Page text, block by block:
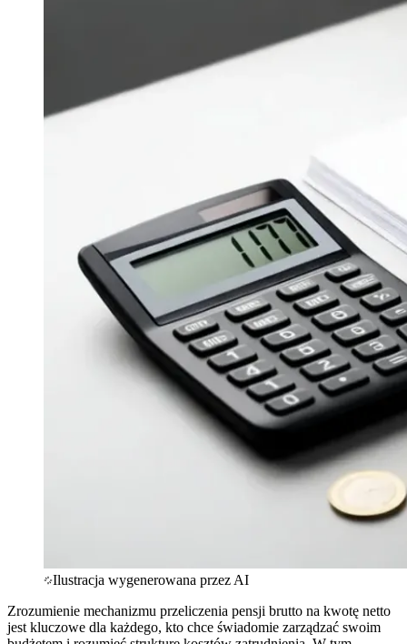
Ilustracja wygenerowana przez AI
Zrozumienie mechanizmu przeliczenia pensji brutto na kwotę netto
jest kluczowe dla każdego, kto chce świadomie zarządzać swoim